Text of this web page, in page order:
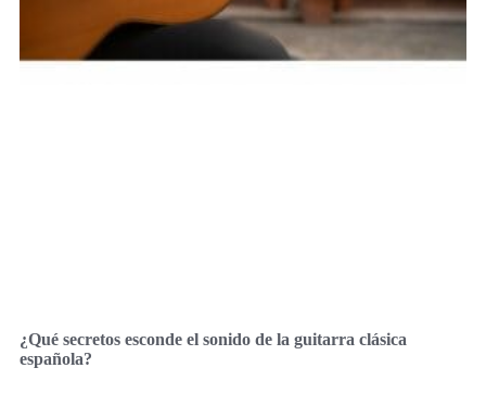
¿Qué secretos esconde el sonido de la guitarra clásica
española?